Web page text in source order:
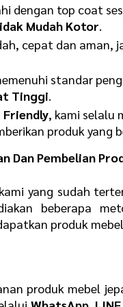
dengan top coat
Mudah Kotor.
cepat dan aman,
standar
Tinggi.
Friendly, kami selalu
produk yang
Dan Pembelian
yang sudah
beberapa
produk
produk mebel